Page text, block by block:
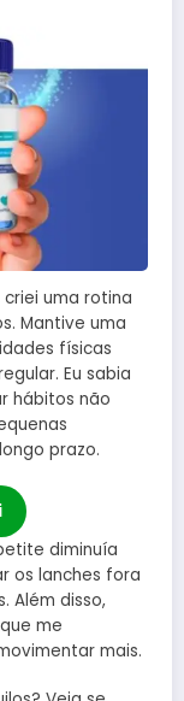
criei uma rotina
Mantive uma
físicas
Eu sabia
hábitos não
prazo.
diminuía
os lanches fora
Além disso,
me
mais.